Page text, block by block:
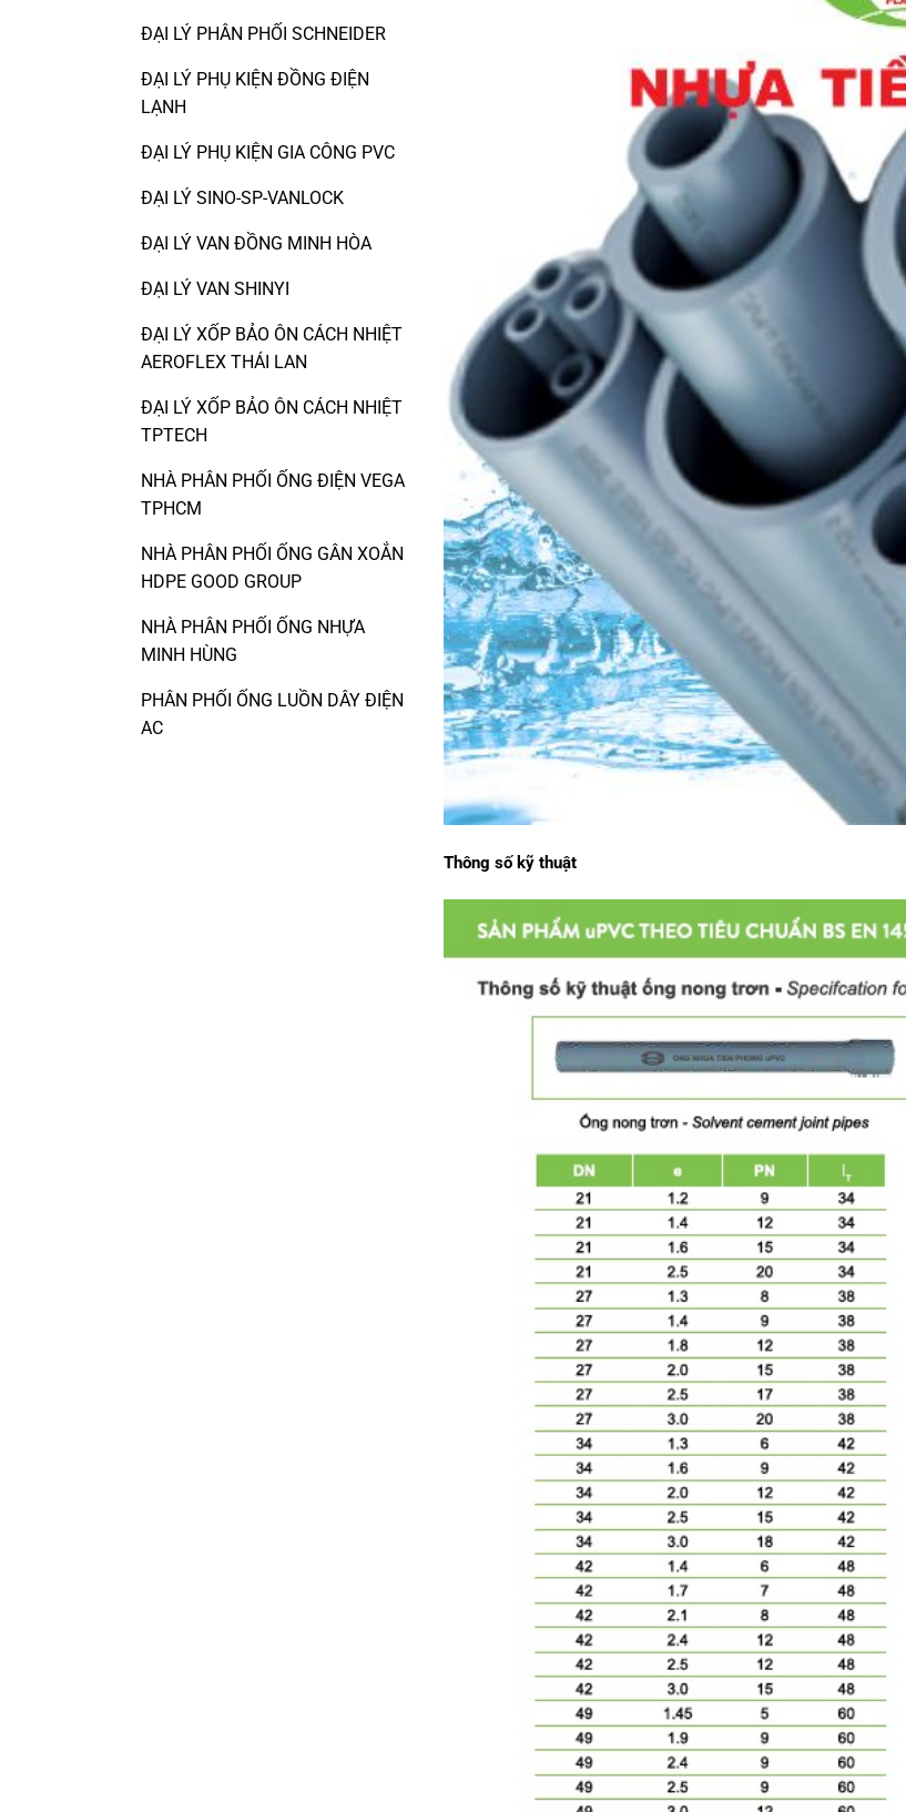
ĐẠI LÝ PHÂN PHỐI SCHNEIDER
ĐẠI LÝ PHỤ KIỆN ĐỒNG ĐIỆN
LẠNH
ĐẠI LÝ PHỤ KIỆN GIA CÔNG PVC
ĐẠI LÝ SINO-SP-VANLOCK
ĐẠI LÝ VAN ĐỒNG MINH HÒA
ĐẠI LÝ VAN SHINYI
ĐẠI LÝ XỐP BẢO ÔN CÁCH NHIỆT
AEROFLEX THÁI LAN
ĐẠI LÝ XỐP BẢO ÔN CÁCH NHIỆT
TPTECH
NHÀ PHÂN PHỐI ỐNG ĐIỆN VEGA
TPHCM
NHÀ PHÂN PHỐI ỐNG GÂN XOẮN
HDPE GOOD GROUP
NHÀ PHÂN PHỐI ỐNG NHỰA
MINH HÙNG
PHÂN PHỐI ỐNG LUỒN DÂY ĐIỆN
AC
Thông số kỹ thuật